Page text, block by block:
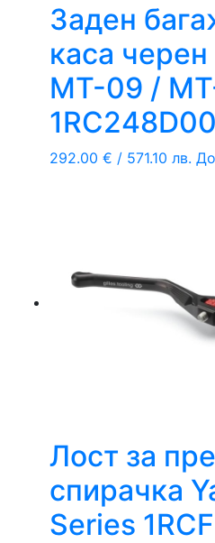
Заден
каса
MT-09 /
292.00 € / 571.10 лв.
Лост за
спирачка
Series